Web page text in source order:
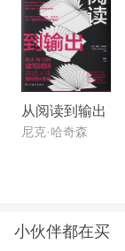
从阅读到输出
尼克·哈奇森
小伙伴都在买